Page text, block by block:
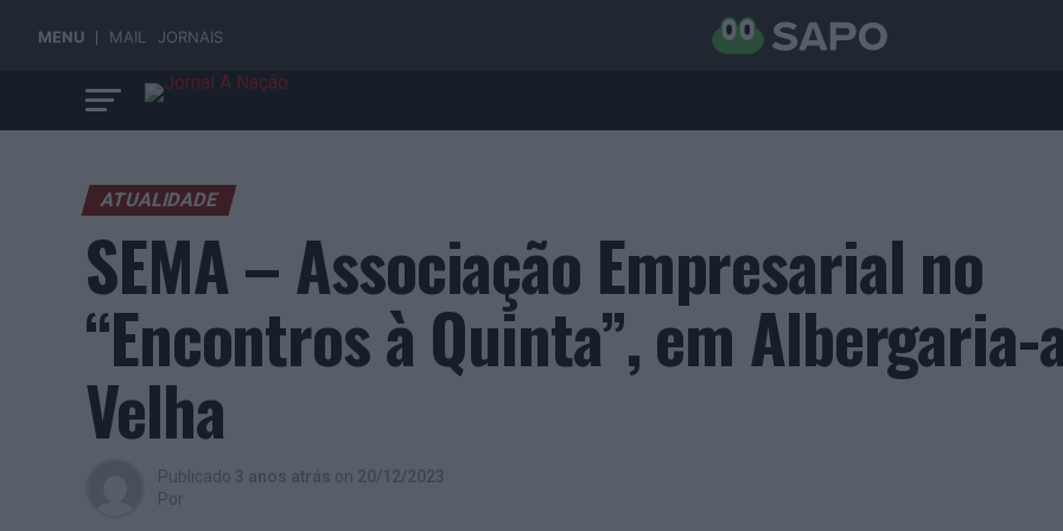
MENU MAIL JORNAIS
ATUALIDADE
SEMA – Associação Empresarial no
“Encontros à Quinta”, em Albergaria-
Velha
Publicado 3 anos atrás on 20/12/2023
Por